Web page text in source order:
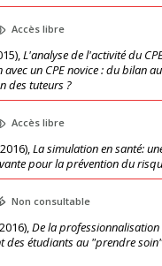
Accès libre
),L'analyse de l'activité du
un CPE novice : du bilan
des tuteurs ?
Accès libre
2016),La simulation en santé:
pour la prévention du
Non consultable
2016),De la
des étudiants au "prendre